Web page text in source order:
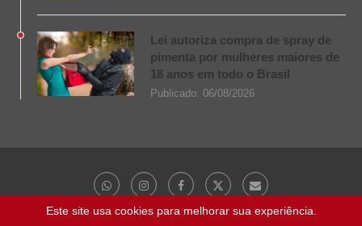
Lei autoriza compra de spray de
pimenta por mulheres maiores de
18 anos em todo o Brasil
Publicado: 06/08/2026
Este site usa cookies para melhorar sua experiência.